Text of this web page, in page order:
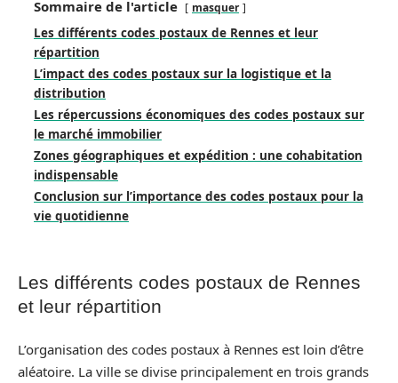
Sommaire de l'article masquer
Les différents codes postaux de Rennes et leur
répartition
L’impact des codes postaux sur la logistique et la
distribution
Les répercussions économiques des codes postaux sur
le marché immobilier
Zones géographiques et expédition : une cohabitation
indispensable
Conclusion sur l’importance des codes postaux pour la
vie quotidienne
Les différents codes postaux de Rennes
et leur répartition
L’organisation des codes postaux à Rennes est loin d’être
aléatoire. La ville se divise principalement en trois grands